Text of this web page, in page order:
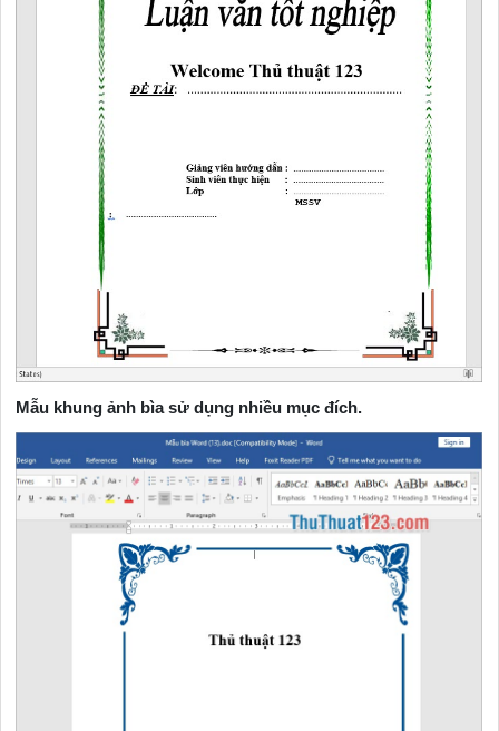
Mẫu khung ảnh bìa sử dụng nhiều mục đích.